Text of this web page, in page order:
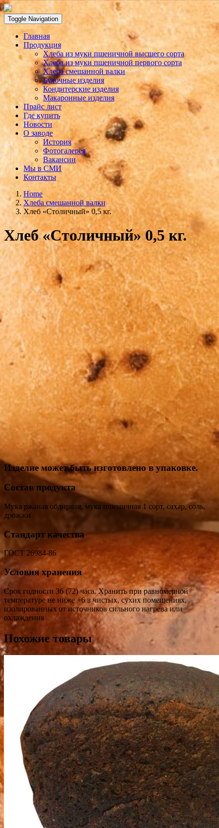
Toggle Navigation
Главная
Продукция
Хлеба из муки пшеничной высшего сорта
Хлеба из муки пшеничной первого сорта
Хлеба смешанной валки
Булочные изделия
Кондитерские изделия
Макаронные изделия
Прайс лист
Где купить
Новости
О заводе
История
Фотогалерея
Вакансии
Мы в СМИ
Контакты
Home
Хлеба смешанной валки
Хлеб «Столичный» 0,5 кг.
Хлеб «Столичный» 0,5 кг.
Изделие может быть изготовлено в упаковке.
Состав продукта
Мука ржаная обдирная, мука пшеничная 1 сорт, сахар, соль,
дрожжи
Стандарт качества
ГОСТ 26984-86
Условия хранения
Срок годности 36 (72) часа. Хранить при равномерной
температуре не ниже +6 в чистых, сухих помещениях,
изолированных от источников сильного нагрева или
охлаждения
Похожие товары